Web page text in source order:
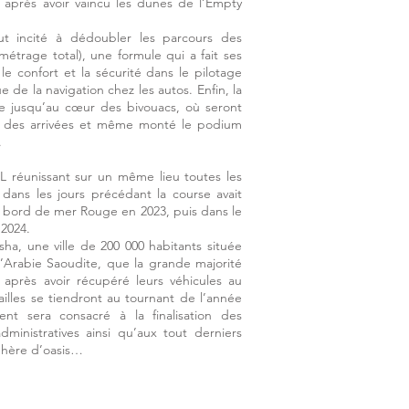
incité à dédoubler les parcours des
total), une formule qui a fait ses
confort et la sécurité dans le pilotage
de la navigation chez les autos. Enfin, la
jusqu’au cœur des bivouacs, où seront
arrivées et même monté le podium
réunissant sur un même lieu toutes les
les jours précédant la course avait
de mer Rouge en 2023, puis dans le
une ville de 200 000 habitants située
Saoudite, que la grande majorité
avoir récupéré leurs véhicules au
se tiendront au tournant de l’année
sera consacré à la finalisation des
ainsi qu’aux tout derniers
d’oasis…